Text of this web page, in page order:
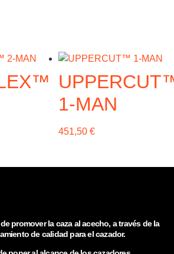
1-MAN
451,50 €
promover la caza al acecho, a través de la
de calidad para el cazador.